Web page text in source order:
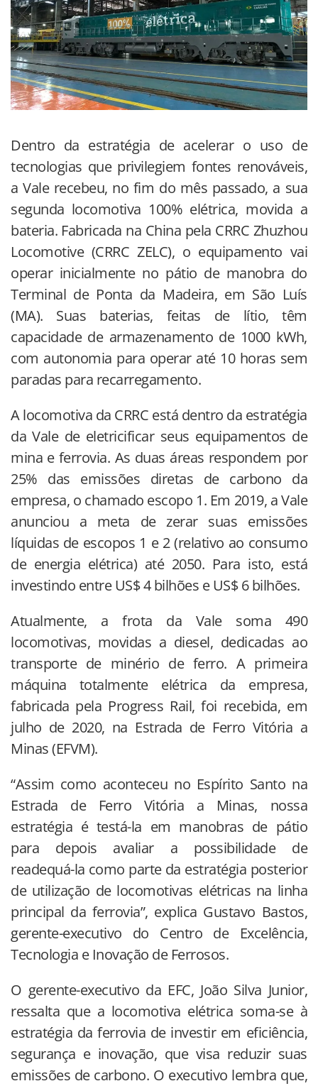
Dentro da estratégia de acelerar o uso de
tecnologias que privilegiem fontes renováveis,
a Vale recebeu, no fim do mês passado, a sua
segunda locomotiva 100% elétrica, movida a
bateria. Fabricada na China pela CRRC Zhuzhou
Locomotive (CRRC ZELC), o equipamento vai
operar inicialmente no pátio de manobra do
Terminal de Ponta da Madeira, em São Luís
(MA). Suas baterias, feitas de lítio, têm
capacidade de armazenamento de 1000 kWh,
com autonomia para operar até 10 horas sem
paradas para recarregamento.
A locomotiva da CRRC está dentro da estratégia
da Vale de eletricificar seus equipamentos de
mina e ferrovia. As duas áreas respondem por
25% das emissões diretas de carbono da
empresa, o chamado escopo 1. Em 2019, a Vale
anunciou a meta de zerar suas emissões
líquidas de escopos 1 e 2 (relativo ao consumo
de energia elétrica) até 2050. Para isto, está
investindo entre US$ 4 bilhões e US$ 6 bilhões.
Atualmente, a frota da Vale soma 490
locomotivas, movidas a diesel, dedicadas ao
transporte de minério de ferro. A primeira
máquina totalmente elétrica da empresa,
fabricada pela Progress Rail, foi recebida, em
julho de 2020, na Estrada de Ferro Vitória a
Minas (EFVM).
“Assim como aconteceu no Espírito Santo na
Estrada de Ferro Vitória a Minas, nossa
estratégia é testá-la em manobras de pátio
para depois avaliar a possibilidade de
readequá-la como parte da estratégia posterior
de utilização de locomotivas elétricas na linha
principal da ferrovia”, explica Gustavo Bastos,
gerente-executivo do Centro de Excelência,
Tecnologia e Inovação de Ferrosos.
O gerente-executivo da EFC, João Silva Junior,
ressalta que a locomotiva elétrica soma-se à
estratégia da ferrovia de investir em eficiência,
segurança e inovação, que visa reduzir suas
emissões de carbono. O executivo lembra que,